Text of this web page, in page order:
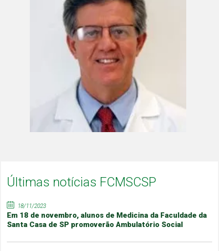
Últimas notícias FCMSCSP
18/11/2023
Em 18 de novembro, alunos de Medicina da Faculdade da
Santa Casa de SP promoverão Ambulatório Social